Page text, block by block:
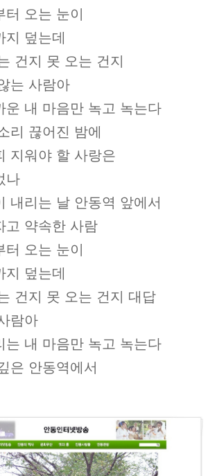
터 오는 눈이
지 덮는데
건지 못 오는 건지
는 사람아
운 내 마음만 녹고 녹는다
리 끊어진 밤에
지워야 할 사랑은
나
내리는 날 안동역 앞에서
고 약속한 사람
터 오는 눈이
지 덮는데
건지 못 오는 건지 대답
람아
는 내 마음만 녹고 녹는다
은 안동역에서